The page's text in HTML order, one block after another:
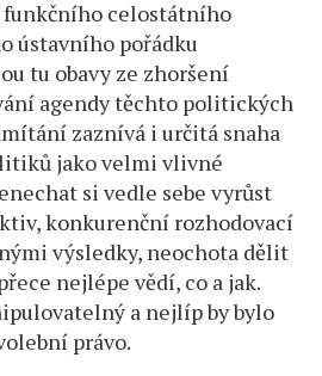
celostátního
ústavního pořádku
tu obavy ze zhoršení
agendy těchto politických
zaznívá i určitá snaha
jako velmi vlivné
si vedle sebe vyrůst
konkurenční rozhodovací
výsledky, neochota dělit
nejlépe vědí, co a jak.
a nejlíp by bylo
právo.